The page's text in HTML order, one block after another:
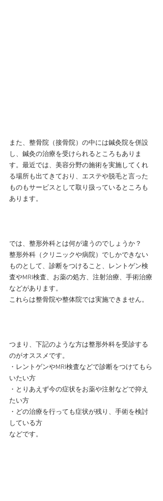
また、整骨院（接骨院）の中には鍼灸院を併設
し、鍼灸の治療を受けられるところもありま
す。最近では、美容分野の施術を実施してくれ
る場所も出てきており、エステや脱毛と言った
ものもサービスとして取り扱っているところも
あります。
では、整形外科とは何が違うのでしょうか？
整形外科（クリニックや病院）でしかできない
ものとして、診断をつけること、レントゲン検
査やMRI検査、お薬の処方、注射治療、手術治療
などがあります。
これらは整骨院や整体院では実施できません。
つまり、下記のような方は整形外科を受診する
のがオススメです。
・レントゲンやMRI検査などで診断をつけてもら
いたい方
・とりあえず今の症状をお薬や注射などで抑え
たい方
・どの治療を行っても症状が残り、手術を検討
している方
などです。